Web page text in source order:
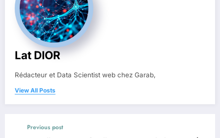
Lat DIOR
Rédacteur et Data Scientist web chez Garab,
View All Posts
Previous post